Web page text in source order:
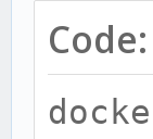
Code: